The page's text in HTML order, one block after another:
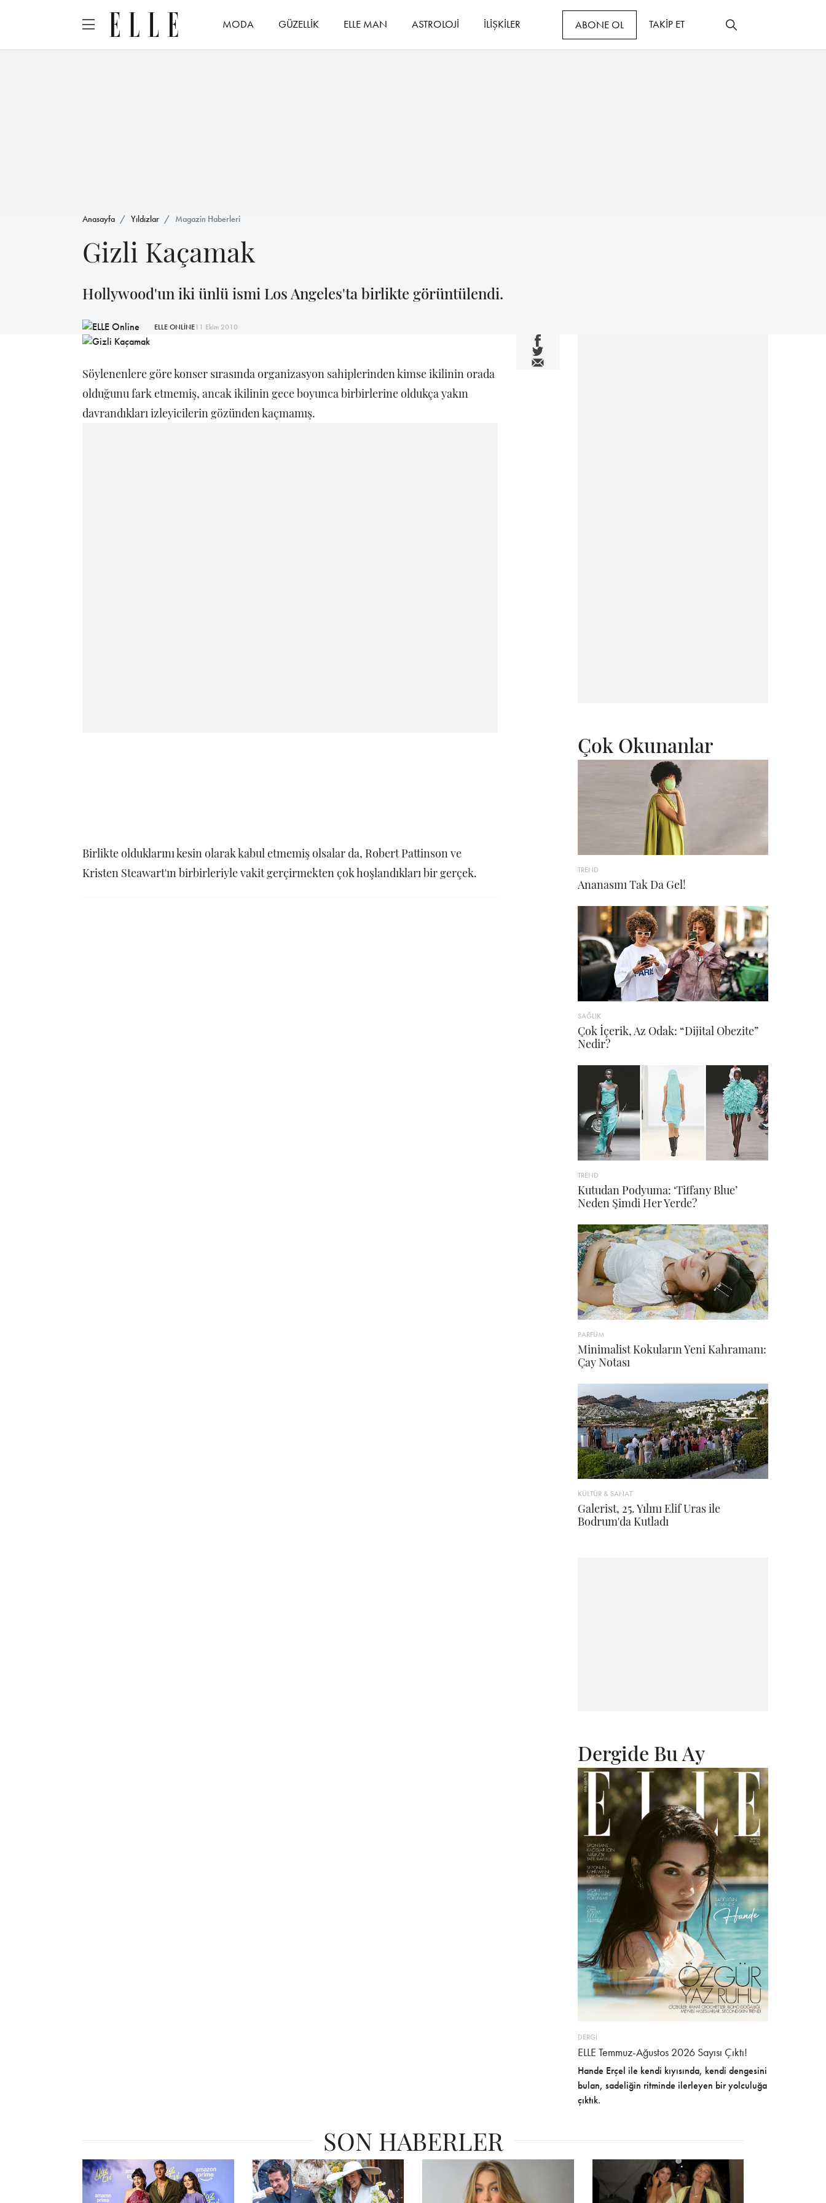
MODA GÜZELLİK ELLE MAN ASTROLOJİ İLİŞKİLER ABONE OL TAKİP ET
Anasayfa Yıldızlar Magazin Haberleri
Gizli Kaçamak
Hollywood'un iki ünlü ismi Los Angeles'ta birlikte görüntülendi.
ELLE ONLİNE11 Ekim 2010
Söylenenlere göre konser sırasında organizasyon sahiplerinden kimse ikilinin orada
olduğunu fark etmemiş, ancak ikilinin gece boyunca birbirlerine oldukça yakın
davrandıkları izleyicilerin gözünden kaçmamış.
Birlikte olduklarını kesin olarak kabul etmemiş olsalar da, Robert Pattinson ve
Kristen Steawart'ın birbirleriyle vakit gerçirmekten çok hoşlandıkları bir gerçek.
Çok Okunanlar
TREND
Ananasını Tak Da Gel!
SAĞLIK
Çok İçerik, Az Odak: “Dijital Obezite”
Nedir?
TREND
Kutudan Podyuma: ‘Tiffany Blue’
Neden Şimdi Her Yerde?
PARFÜM
Minimalist Kokuların Yeni Kahramanı:
Çay Notası
KÜLTÜR & SANAT
Galerist, 25. Yılını Elif Uras ile
Bodrum'da Kutladı
Dergide Bu Ay
DERGİ
ELLE Temmuz-Ağustos 2026 Sayısı Çıktı!
Hande Erçel ile kendi kıyısında, kendi dengesini
bulan, sadeliğin ritminde ilerleyen bir yolculuğa
çıktık.
SON HABERLER